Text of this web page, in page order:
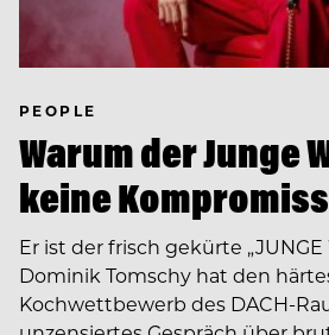
PEOPLE
Warum der Junge
keine
Er ist der frisch gekürte „JUNGE
Dominik Tomschy hat den
Kochwettbewerb des DACH-